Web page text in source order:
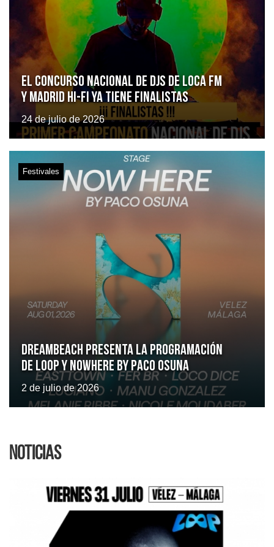
El Concurso Nacional de DJs de Loca FM
y Madrid Hi-Fi ya tiene finalistas
24 de julio de 2026
Dreambeach presenta la programación
de LOOP y Nowhere by Paco Osuna
2 de julio de 2026
Festivales
Noticias